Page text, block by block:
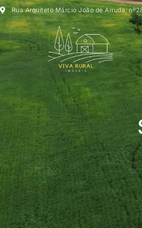
Rua Arquiteto Márcio João de Arruda,